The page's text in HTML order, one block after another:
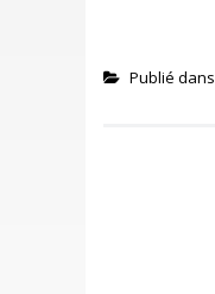
Publié dans